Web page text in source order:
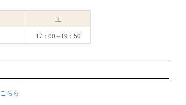
土
17：00～19：50
こちら